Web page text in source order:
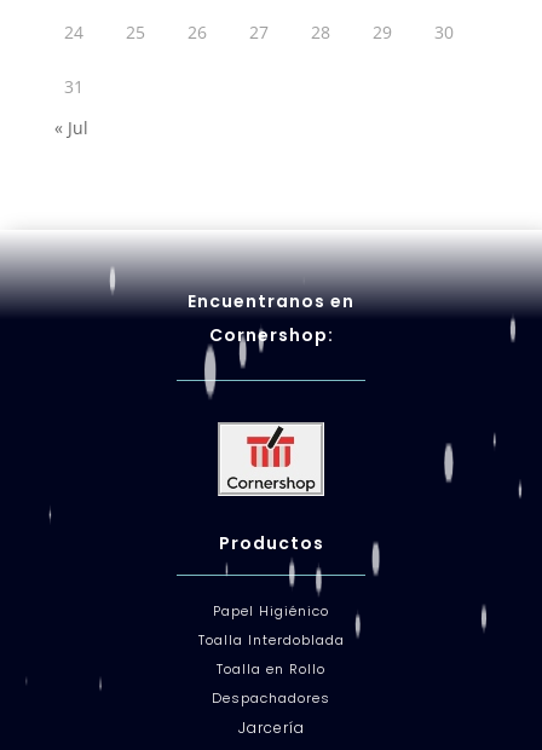
24 25 26 27 28 29 30
31
« Jul
Encuentranos en
Cornershop:
Productos
Papel Higiénico
Toalla Interdoblada
Toalla en Rollo
Despachadores
Jarcería